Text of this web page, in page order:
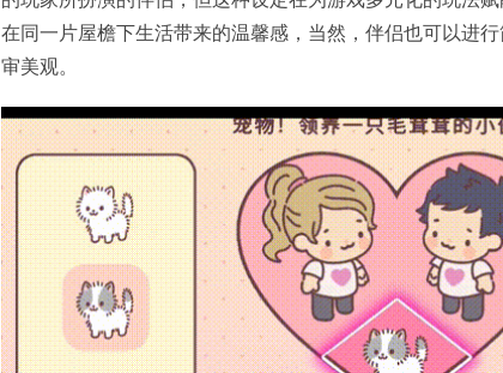
在同一片屋檐下生活带来的温馨感，当然，伴侣也可以进
审美观。